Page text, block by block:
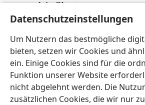
Datenschutzeinstellungen
Um Nutzern das bestmögliche
bieten, setzen wir Cookies und
ein. Einige Cookies sind für die
Funktion unserer Website
nicht abgelehnt werden. Die
zusätzlichen Cookies, die wir nur
dein Ohr.+
18 Dem Vaterlosen und dem
damit ihnen der sterbliche
keine Angst mehr machen